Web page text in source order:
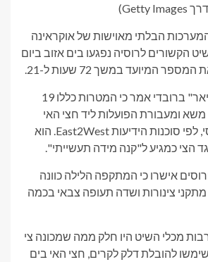
הבלתי מאוישות של אוקראינה
הקשורים לרוסיה נפגעו בים אזוב ביום
המיועד במשך 72 שעות ל-21.
המפקד רוברט "מגיאר" ברובדי אמר כי המטרות כללו 19
ומעבורת הפועלות ליד חצי האי
קרים הכבושה הרוסי, לפי סוכנות הידיעות East2West. הוא
הצי כמגיע ל"קנה מידה תעשייתי".
אישרו כי המתקפה הלילה כוונה
מתקני צינורות ושדה תעופה צבאי בכמה
מכלי השיט היו חלק ממה שמכונה צי
להובלת דלק לקרים, חצי האי בים